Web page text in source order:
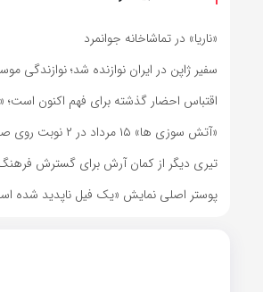
«ناریا» در تماشاخانه جوانمرد
سفیر ژاپن در ایران نوازنده شد؛ نوازندگی
اقتباس احضار گذشته برای فهم اکنون
«آتش سوزی ها» ۱۵ مرداد در ۲ نوبت روی صحنه می رود
تیری دیگر از کمان آرش برای گسترش
پوستر اصلی نمایش «یک فیل ناپدید شده